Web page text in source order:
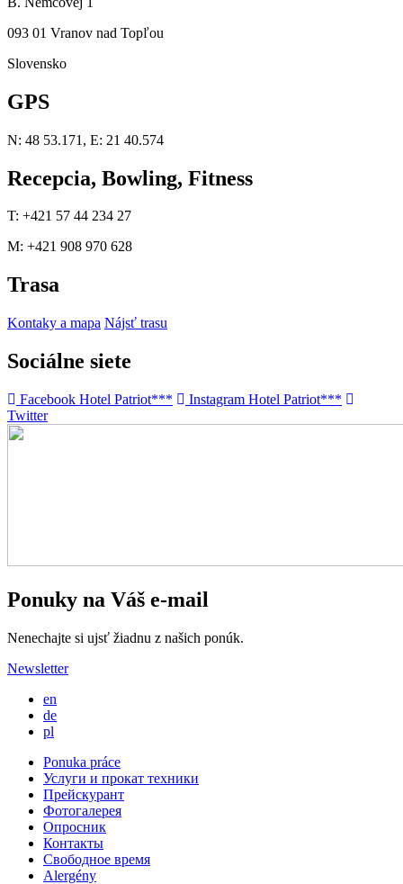
093 01 Vranov nad Topľou
Slovensko
GPS
N: 48 53.171, E: 21 40.574
Recepcia, Bowling, Fitness
T: +421 57 44 234 27
M: +421 908 970 628
Trasa
Kontaky a mapa Nájsť trasu
Sociálne siete
Facebook Hotel Patriot***
Instagram Hotel Patriot***
Twitter
Ponuky na Váš e-mail
Nenechajte si ujsť žiadnu z našich ponúk.
Newsletter
en
de
pl
Ponuka práce
Услуги и прокат техники
Прейскурант
Фотогалерея
Опросник
Контакты
Свободное время
Alergény